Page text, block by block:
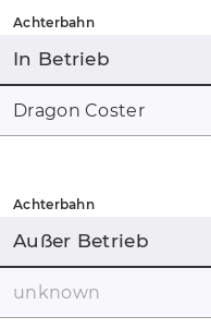
Achterbahn
In Betrieb
Dragon Coster
Achterbahn
Außer Betrieb
unknown